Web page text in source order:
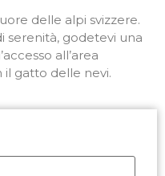
delle alpi svizzere.
serenità, godetevi una
all’area
il gatto delle nevi.